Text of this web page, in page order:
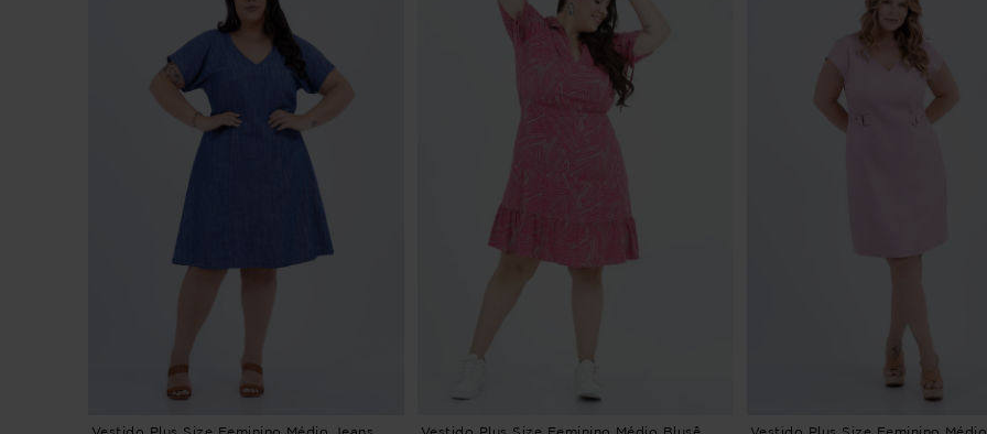
Vestido Plus Size Feminino Médio Jeans Vestido Plus Size Feminino Médio Blusê Vestido Plus Size Feminino